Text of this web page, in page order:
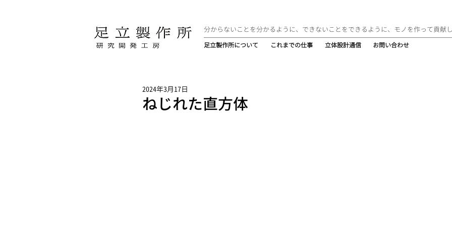
分からないことを分かるように、できないことをできるように、モノを作って貢献
足立製作所について これまでの仕事 立体設計通信 お問い合わせ
ねじれた直方体
2024年3月17日